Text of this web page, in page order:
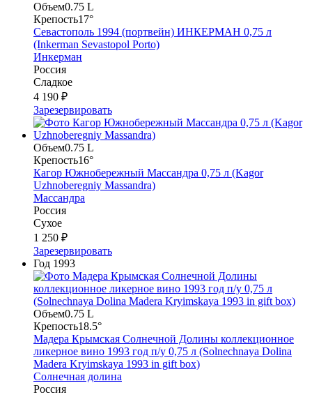
Объем0.75 L
Крепость17°
Севастополь 1994 (портвейн) ИНКЕРМАН 0,75 л
(Inkerman Sevastopol Porto)
Инкерман
Россия
Сладкое
4 190 ₽
Зарезервировать
Объем0.75 L
Крепость16°
Кагор Южнобережный Массандра 0,75 л (Kagor
Uzhnoberegniy Massandra)
Массандра
Россия
Сухое
1 250 ₽
Зарезервировать
Год 1993
Объем0.75 L
Крепость18.5°
Мадера Крымская Солнечной Долины коллекционное
ликерное вино 1993 год п/у 0,75 л (Solnechnaya Dolina
Madera Kryimskaya 1993 in gift box)
Солнечная долина
Россия